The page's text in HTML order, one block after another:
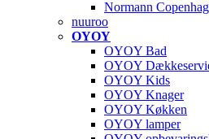
Normann
nuuroo
OYOY
OYOY Bad
OYOY
OYOY Kids
OYOY Knager
OYOY Køkken
OYOY lamper